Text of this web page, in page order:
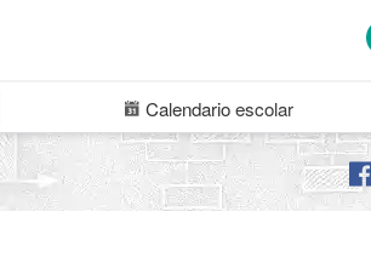
Calendarioescolar